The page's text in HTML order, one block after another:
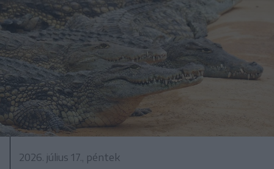
2026. július 17., péntek